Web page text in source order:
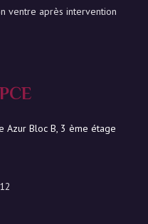
ventre après intervention
Azur Bloc B, 3 ème étage